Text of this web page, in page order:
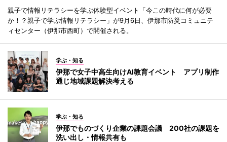
親子で情報リテラシーを学ぶ体験型イベント「今この時代に何が必要
か！？親子で学ぶ情報リテラシー」が9月6日、伊那市防災コミュニテ
ィセンター（伊那市西町）で開催される。
学ぶ・知る
伊那で女子中高生向けAI教育イベント アプリ制作
通じ地域課題解決考える
学ぶ・知る
伊那でものづくり企業の課題会議 200社の課題を
洗い出し・情報共有も